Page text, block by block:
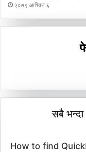
२०७९ आश्विन ६
सबै भन्दा
How to find